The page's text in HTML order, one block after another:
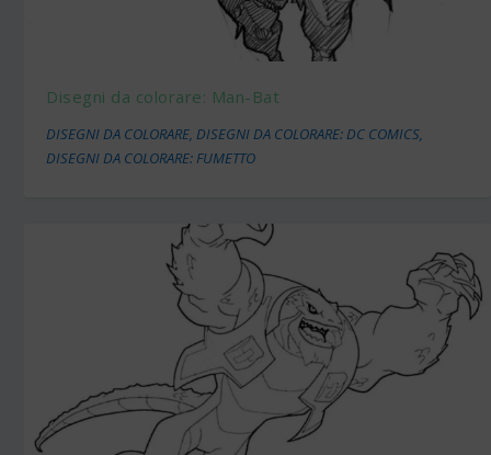
Disegni da colorare: Man-Bat
DISEGNI DA COLORARE,DISEGNI DA COLORARE: DC COMICS,
DISEGNI DA COLORARE: FUMETTO